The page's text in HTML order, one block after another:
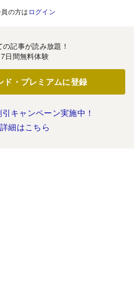
の方は ログイン
の記事が読み放題！
7日間無料体験
ド・プレミアムに登録
キャンペーン実施中！
詳細はこちら